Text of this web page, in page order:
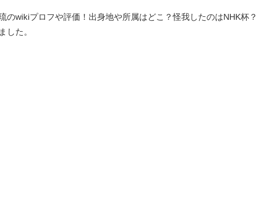
のwikiプロフや評価！出身地や所属はどこ？怪我したのはNHK杯？
した。